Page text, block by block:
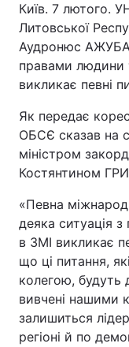
Київ. 7 лютого.
Литовської
Аудронюс
правами людини
викликає певні
Як передає
ОБСЄ сказав на
міністром
Костянтином
«Певна
деяка ситуація
в ЗМІ викликає
що ці питання,
колегою, будуть
вивчені нашими
залишиться
регіоні й по